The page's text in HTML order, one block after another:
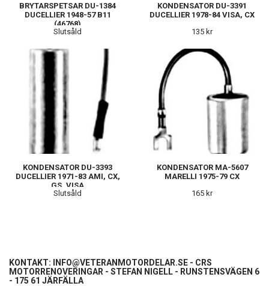
BRYTARSPETSAR DU-1384
DUCELLIER 1948-57 B11
(46768)
Slutsåld
KONDENSATOR DU-3391
DUCELLIER 1978-84 VISA, CX
135 kr
KONDENSATOR DU-3393
DUCELLIER 1971-83 AMI, CX,
GS, VISA
Slutsåld
KONDENSATOR MA-5607
MARELLI 1975-79 CX
165 kr
KONTAKT: INFO@VETERANMOTORDELAR.SE - CRS
MOTORRENOVERINGAR - STEFAN NIGELL - RUNSTENSVÄGEN 6
- 175 61 JÄRFÄLLA